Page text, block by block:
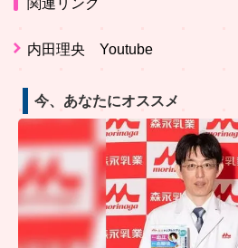
内田理央 Youtube
今、あなたにオススメ